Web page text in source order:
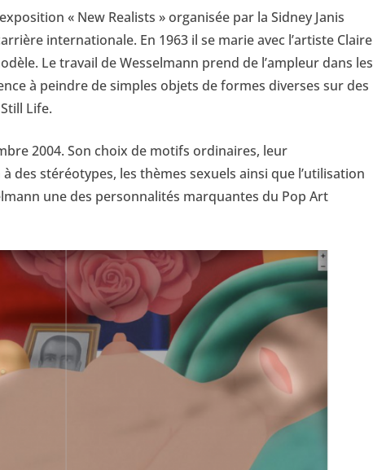
« New Realists » organisée par la Sidney Janis
internationale. En 1963 il se marie avec l’artiste Claire
Le travail de Wesselmann prend de l’ampleur dans les
à peindre de simples objets de formes diverses sur des
Life.
2004. Son choix de motifs ordinaires, leur
des stéréotypes, les thèmes sexuels ainsi que l’utilisation
une des personnalités marquantes du Pop Art